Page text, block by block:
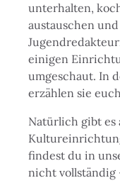
unterhalten,
austauschen
einigen
umgeschaut. In
erzählen sie
Natürlich gibt es
findest du in
nicht vollständig